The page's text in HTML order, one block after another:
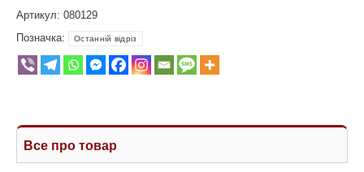
Артикул: 080129
Позначка:
Останній відріз
Все про товар